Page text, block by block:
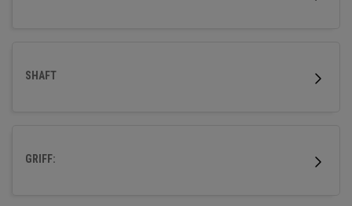
SHAFT
GRIFF: